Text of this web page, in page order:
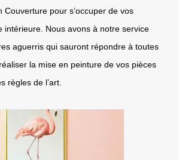
Couverture pour s’occuper de vos
intérieure. Nous avons à notre service
aguerris qui sauront répondre à toutes
la mise en peinture de vos pièces
règles de l’art.